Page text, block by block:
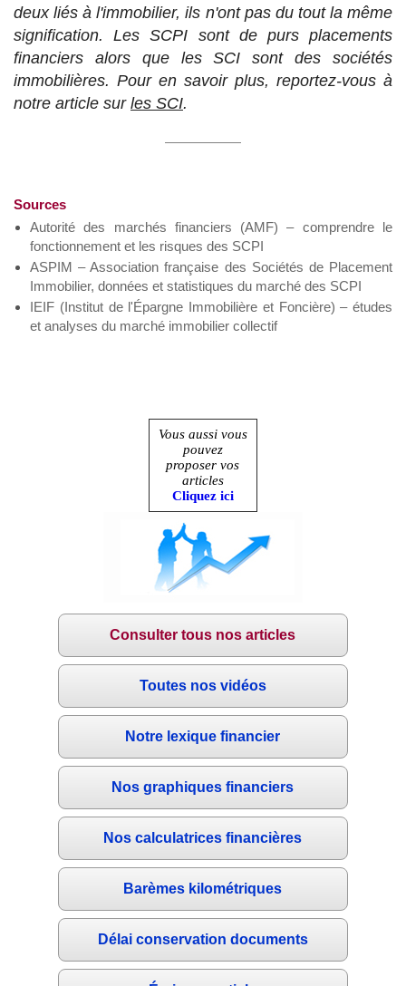
deux liés à l'immobilier, ils n'ont pas du tout la même
signification. Les SCPI sont de purs placements
financiers alors que les SCI sont des sociétés
immobilières. Pour en savoir plus, reportez-vous à
notre article sur les SCI.
Sources
Autorité des marchés financiers (AMF) – comprendre le
fonctionnement et les risques des SCPI
ASPIM – Association française des Sociétés de Placement
Immobilier, données et statistiques du marché des SCPI
IEIF (Institut de l'Épargne Immobilière et Foncière) – études
et analyses du marché immobilier collectif
Vous aussi vous
pouvez
proposer vos
articles
Cliquez ici
Consulter tous nos articles
Toutes nos vidéos
Notre lexique financier
Nos graphiques financiers
Nos calculatrices financières
Barèmes kilométriques
Délai conservation documents